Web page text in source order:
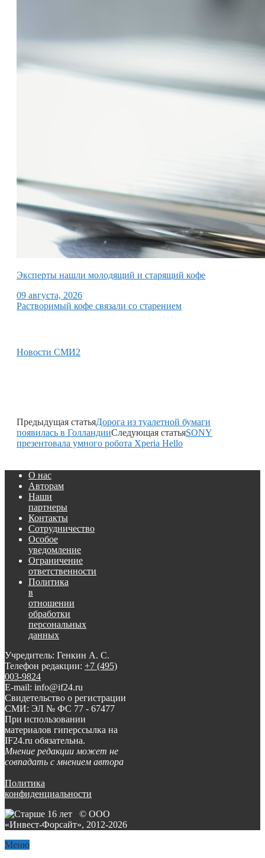
Эксперты нашли молодящий и старящий кофе
09 августа, 2026
Растворимый кофе связали со старением
Новости СМИ2
Предыдущая статьяДорога из туалетной бумаги
появилась в ГолландииСледующая статьяSONY
презентовала умного робота Xperia Hello
О нас
Авторам
Наши
партнеры
Контакты
Сотрудничество
Особое
уведомление
Ограничение
ответственности
Политика
в
отношении
обработки
персональных
данных
Учредитель: Генкин А. С.
Телефон редакции: +7 (495)
003-9824
E-mail: info@if24.ru
Свидетельство о регистрации
СМИ: ЭЛ № ФС 77 - 67477
При использовании
материалов гиперссылка на
IF24.ru обязательна.
Мнение редакции может не
совпадать с мнением автора
Политика
конфиденциальности
© ООО
«Инвест-Форсайт», 2012-2026
Меню